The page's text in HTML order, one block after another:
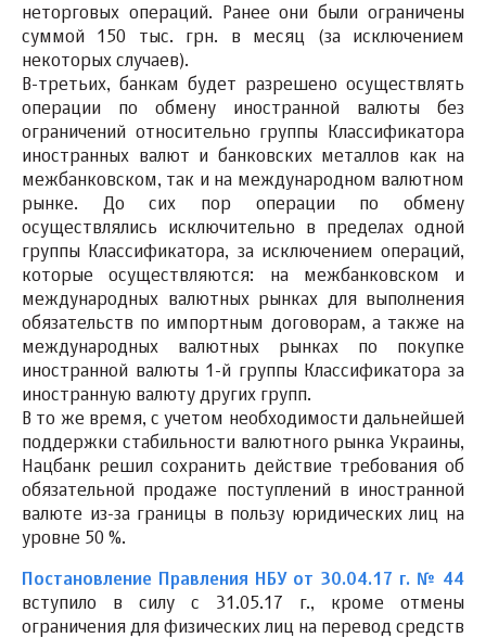
неторговых операций. Ранее они были ограничены
суммой 150 тыс. грн. в месяц (за исключением
некоторых случаев).
В-третьих, банкам будет разрешено осуществлять
операции по обмену иностранной валюты без
ограничений относительно группы Классификатора
иностранных валют и банковских металлов как на
межбанковском, так и на международном валютном
рынке. До сих пор операции по обмену
осуществлялись исключительно в пределах одной
группы Классификатора, за исключением операций,
которые осуществляются: на межбанковском и
международных валютных рынках для выполнения
обязательств по импортным договорам, а также на
международных валютных рынках по покупке
иностранной валюты 1-й группы Классификатора за
иностранную валюту других групп.
В то же время, с учетом необходимости дальнейшей
поддержки стабильности валютного рынка Украины,
Нацбанк решил сохранить действие требования об
обязательной продаже поступлений в иностранной
валюте из-за границы в пользу юридических лиц на
уровне 50 %.
Постановление Правления НБУ от 30.04.17 г. № 44
вступило в силу с 31.05.17 г., кроме отмены
ограничения для физических лиц на перевод средств